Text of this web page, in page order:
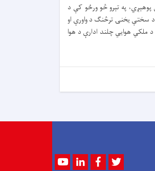
پوهېږي، په تېرو څو ورځو کې د
د سختې یخنۍ ترڅنګ د واورې او
د ملکي هوايي چلند ادارې د هوا
YoutubeLinkedInFacebook